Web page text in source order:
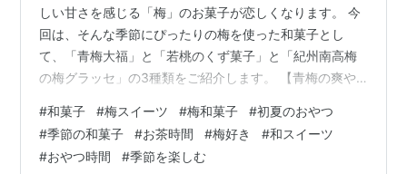
しい甘さを感じる「梅」のお菓子が恋しくなります。 今
回は、そんな季節にぴったりの梅を使った和菓子とし
て、「青梅大福」と「若桃のくず菓子」と「紀州南高梅
の梅グラッセ」の3種類をご紹介します。 【青梅の爽や
る山中石川屋の「若桃のくず菓子」】 【梅の旨味が凝縮
された小森梅選堂の「紀州南高梅の梅グラッセ」】 【同
じ梅でも異なる味わいの楽しさ】 【初夏のひとときを彩
#和菓子 #梅スイーツ #梅和菓子 #初夏のおやつ
#季節の和菓子 #お茶時間 #梅好き #和スイーツ
#おやつ時間 #季節を楽しむ